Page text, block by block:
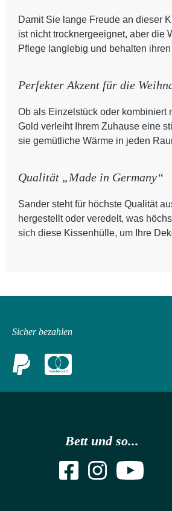
Damit Sie lange Freude an dieser
ist nicht trocknergeeignet, aber die
Pflege langlebig und behalten
Perfekter Akzent für die
Ob als Einzelstück oder
Gold verleiht Ihrem Zuhause eine
sie gemütliche Wärme in jeden
Qualität „Made in Germany“
Sander steht für höchste Qualität
hergestellt oder veredelt, was
sich diese Kissenhülle, um Ihre
Sicher bezahlen
Bett und so...